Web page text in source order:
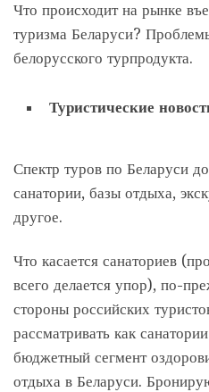
Что происходит на рынке
туризма Беларуси?
белорусского турпродукта.
Туристические
Спектр туров по Беларуси
санатории, базы отдыха,
другое.
Что касается санаториев
всего делается упор), по-
стороны российских
рассматривать как
бюджетный сегмент
отдыха в Беларуси.